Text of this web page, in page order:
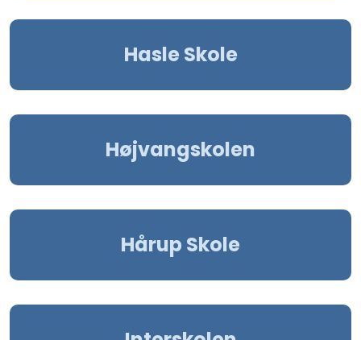
Hasle Skole
Højvangskolen
Hårup Skole